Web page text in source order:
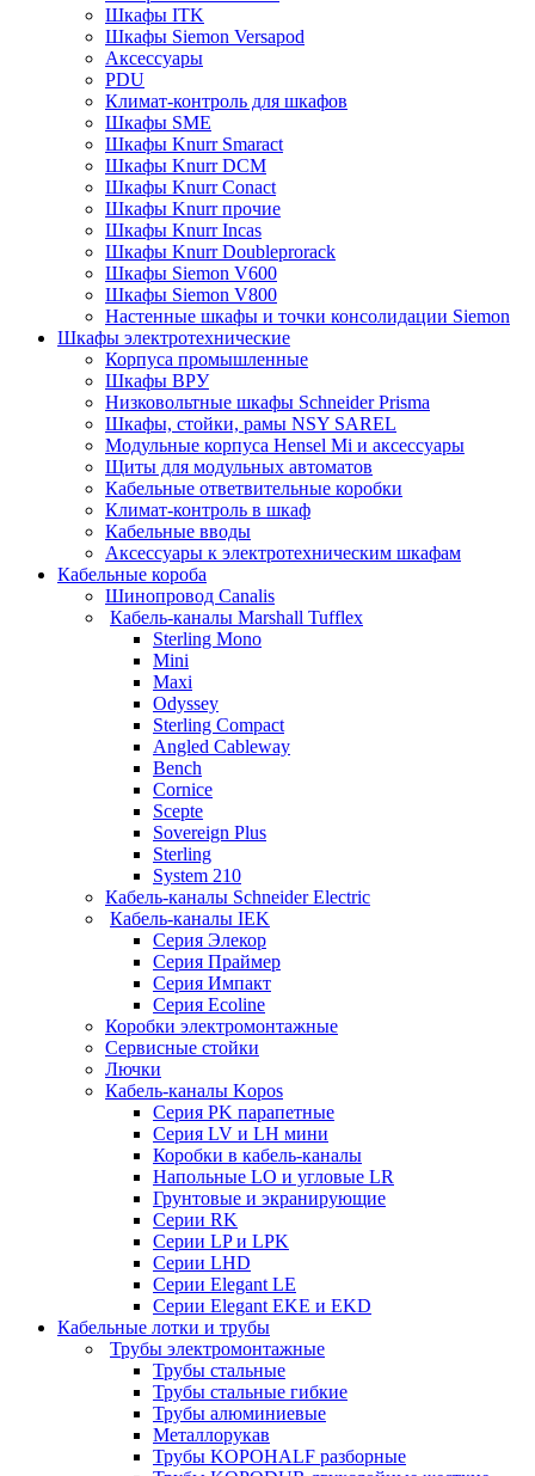
Шкафы ITK
Шкафы Siemon Versapod
Аксессуары
PDU
Климат-контроль для шкафов
Шкафы SME
Шкафы Knurr Smaract
Шкафы Knurr DCM
Шкафы Knurr Conact
Шкафы Knurr прочие
Шкафы Knurr Incas
Шкафы Knurr Doubleprorack
Шкафы Siemon V600
Шкафы Siemon V800
Настенные шкафы и точки консолидации Siemon
Шкафы электротехнические
Корпуса промышленные
Шкафы ВРУ
Низковольтные шкафы Schneider Prisma
Шкафы, стойки, рамы NSY SAREL
Модульные корпуса Hensel Mi и аксессуары
Щиты для модульных автоматов
Кабельные ответвительные коробки
Климат-контроль в шкаф
Кабельные вводы
Аксессуары к электротехническим шкафам
Кабельные короба
Шинопровод Canalis
Кабель-каналы Marshall Tufflex
Sterling Mono
Mini
Maxi
Odyssey
Sterling Compact
Angled Cableway
Bench
Cornice
Scepte
Sovereign Plus
Sterling
System 210
Кабель-каналы Schneider Electric
Кабель-каналы IEK
Серия Элекор
Серия Праймер
Серия Импакт
Серия Ecoline
Коробки электромонтажные
Сервисные стойки
Лючки
Кабель-каналы Kopos
Серия PK парапетные
Серия LV и LH мини
Коробки в кабель-каналы
Напольные LO и угловые LR
Грунтовые и экранирующие
Серии RK
Серии LP и LPK
Серии LHD
Серии Elegant LE
Серии Elegant EKE и EKD
Кабельные лотки и трубы
Трубы электромонтажные
Трубы стальные
Трубы стальные гибкие
Трубы алюминиевые
Металлорукав
Трубы KOPOHALF разборные